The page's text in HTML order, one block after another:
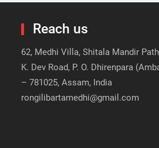
Reach us
62, Medhi Villa, Shitala Mandir
K. Dev Road, P. O. Dhirenpara
– 781025, Assam, India
rongilibartamedhi@gmail.com